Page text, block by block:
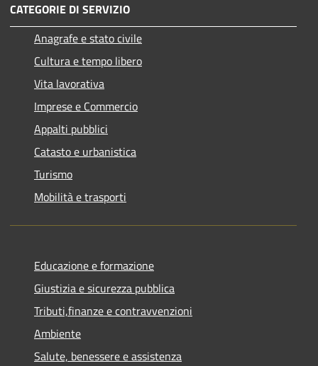
CATEGORIE DI SERVIZIO
Anagrafe e stato civile
Cultura e tempo libero
Vita lavorativa
Imprese e Commercio
Appalti pubblici
Catasto e urbanistica
Turismo
Mobilità e trasporti
Educazione e formazione
Giustizia e sicurezza pubblica
Tributi,finanze e contravvenzioni
Ambiente
Salute, benessere e assistenza